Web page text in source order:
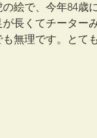
絵で、今年84歳
長くてチーター
無理です。とて